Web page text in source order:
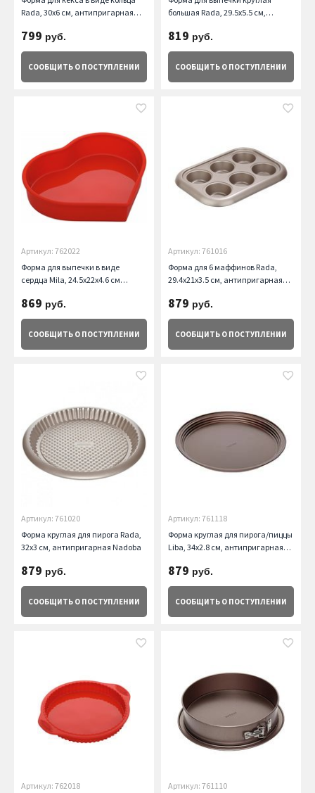
Rada, 30х6 см, антипригарная
799 руб.
СООБЩИТЬ О ПОСТУПЛЕНИИ
большая Rada, 29.5х5.5 см,
819 руб.
СООБЩИТЬ О ПОСТУПЛЕНИИ
Артикул: 762022
Форма для выпечки в виде
сердца Mila, 24.5x22x4.6 см
869 руб.
СООБЩИТЬ О ПОСТУПЛЕНИИ
Артикул: 761016
Форма для 6 маффинов Rada,
29.4х21х3.5 см, антипригарная
879 руб.
СООБЩИТЬ О ПОСТУПЛЕНИИ
Артикул: 761020
Форма круглая для пирога Rada,
32х3 см, антипригарная Nadoba
879 руб.
СООБЩИТЬ О ПОСТУПЛЕНИИ
Артикул: 761118
Форма круглая для пирога/пиццы
Liba, 34х2.8 см, антипригарная
879 руб.
СООБЩИТЬ О ПОСТУПЛЕНИИ
Артикул: 762018 Артикул: 761110